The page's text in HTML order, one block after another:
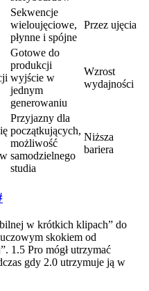
Sekwencje
wieloujęciowe,
płynne i spójne
Przez ujęcia
Gotowe do
produkcji
wyjście w
jednym
generowaniu
Wzrost
wydajności
Przyjazny dla
początkujących,
możliwość
samodzielnego
studia
Niższa
bariera
w krótkich klipach” do
skokiem od
1.5 Pro mógł utrzymać
gdy 2.0 utrzymuje ją w